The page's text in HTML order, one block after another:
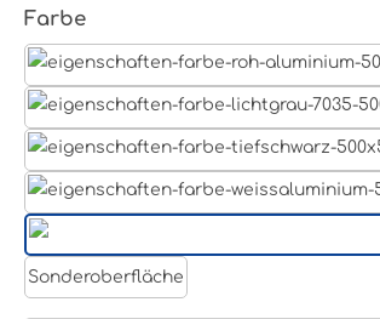
Farbeauswählen
Weißaluminium-
Sonderoberfläche